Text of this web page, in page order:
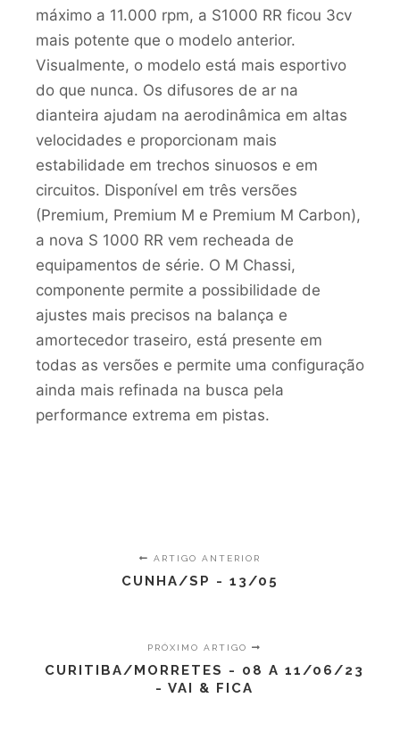
máximo a 11.000 rpm, a S1000 RR ficou 3cv
mais potente que o modelo anterior.
Visualmente, o modelo está mais esportivo
do que nunca. Os difusores de ar na
dianteira ajudam na aerodinâmica em altas
velocidades e proporcionam mais
estabilidade em trechos sinuosos e em
circuitos. Disponível em três versões
(Premium, Premium M e Premium M Carbon),
a nova S 1000 RR vem recheada de
equipamentos de série. O M Chassi,
componente permite a possibilidade de
ajustes mais precisos na balança e
amortecedor traseiro, está presente em
todas as versões e permite uma configuração
ainda mais refinada na busca pela
performance extrema em pistas.
ARTIGO ANTERIOR
CUNHA/SP - 13/05
PRÓXIMO ARTIGO
CURITIBA/MORRETES - 08 A 11/06/23
- VAI & FICA